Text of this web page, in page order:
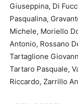
Giuseppina, Di
Pasqualina,
Michele, Moriello
Antonio, Rossano
Tartaglione
Tartaro Pasquale,
Riccardo, Zarrillo